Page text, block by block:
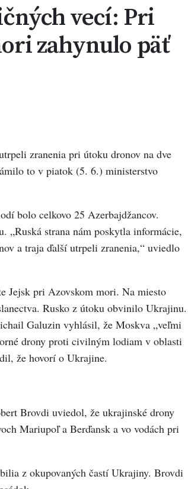
vecí: Pri
zahynulo päť
zranenia pri útoku dronov na dve
to v piatok (5. 6.) ministerstvo
bolo celkovo 25 Azerbajdžancov.
„Ruská strana nám poskytla informácie,
a traja ďalší utrpeli zranenia,“ uviedlo
Jejsk pri Azovskom mori. Na miesto
Rusko z útoku obvinilo Ukrajinu.
Galuzin vyhlásil, že Moskva „veľmi
drony proti civilným lodiam v oblasti
že hovorí o Ukrajine.
Brovdi uviedol, že ukrajinské drony
Mariupoľ a Berďansk a vo vodách pri
z okupovaných častí Ukrajiny. Brovdi